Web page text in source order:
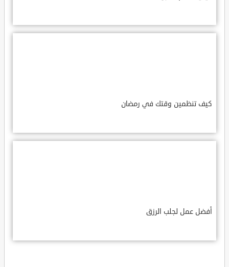
كيف تنظمين وقتك في رمضان
أفضل عمل لجلب الرزق